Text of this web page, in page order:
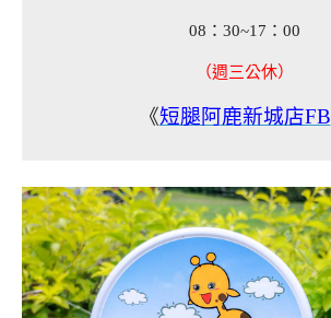
08：30~17：00
（週三公休）
《短腿阿鹿新城店FB